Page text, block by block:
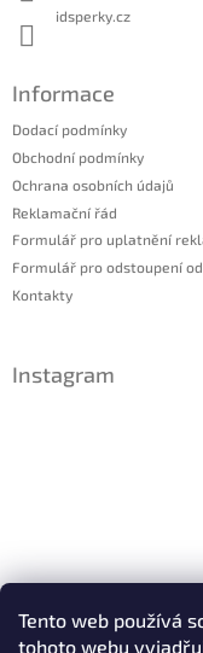
Tento web používá
tohoto webu
idsperky.cz
Informace
Dodací podmínky
Obchodní podmínky
Ochrana osobních údajů
Reklamační řád
Formulář pro uplatnění
Formulář pro odstoupení
Kontakty
Instagram
Sledovat